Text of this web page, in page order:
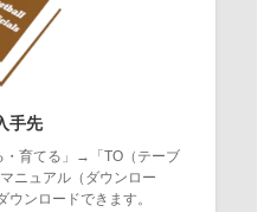
手先
・育てる」→「TO（テーブ
ニュアル（ダウンロー
ウンロードできます。